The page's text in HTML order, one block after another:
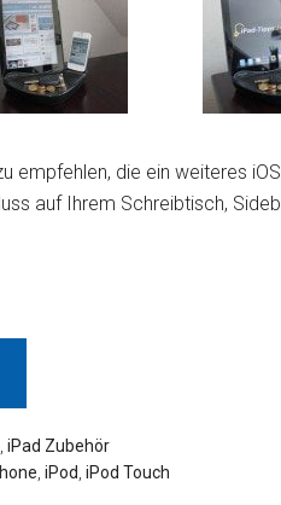
empfehlen, die ein weiteres
auf Ihrem Schreibtisch,
iPad Zubehör
iPod iPod Touch